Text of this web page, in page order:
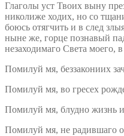
Глаголы уст Твоих выну
николиже ходих, но со
боюсь отягчить и в след
ныне же, горце познавый
незаходимаго Света моего,
Помилуй мя, беззакониих
Помилуй мя, во гресех
Помилуй мя, блудно жизнь
Помилуй мя, не радившаго